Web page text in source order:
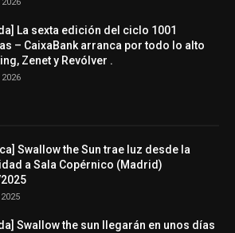
La sexta edición del ciclo 1001
– CaixaBank arranca por todo lo alto
Zenet y Revólver .
Swallow the Sun trae luz desde la
a Sala Copérnico (Madrid)
Swallow the sun llegarán en unos días